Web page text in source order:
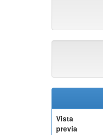
Vista
previa